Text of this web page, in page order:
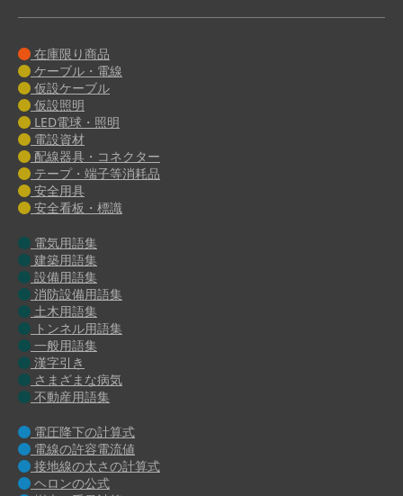
在庫限り商品
ケーブル・電線
仮設ケーブル
仮設照明
LED電球・照明
電設資材
配線器具・コネクター
テープ・端子等消耗品
安全用具
安全看板・標識
電気用語集
建築用語集
設備用語集
消防設備用語集
土木用語集
トンネル用語集
一般用語集
漢字引き
さまざまな病気
不動産用語集
電圧降下の計算式
電線の許容電流値
接地線の太さの計算式
ヘロンの公式